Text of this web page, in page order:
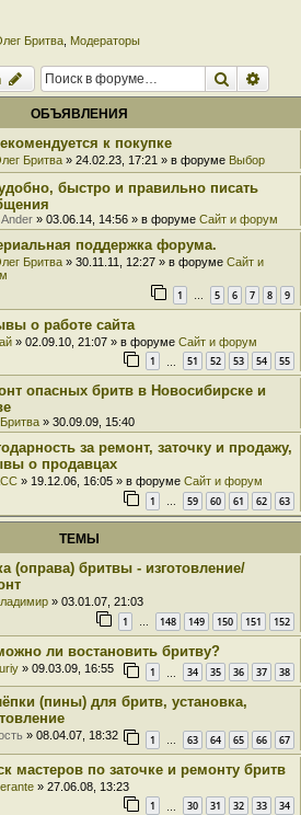
Бритва Модераторы
Поиск
ОБЪЯВЛЕНИЯ
к покупке
Бритва » 24.02.23, 17:21 » в форуме Выбор
быстро и правильно писать
» 03.06.14, 14:56 » в форуме Сайт и форум
поддержка форума.
Бритва » 30.11.11, 12:27 » в форуме Сайт и
1 … 5 6 7 8 9
о работе сайта
» 02.09.10, 21:07 » в форуме Сайт и форум
1 51 52 53 54 55
опасных бритв в Новосибирске и
» 30.09.09, 15:40
за ремонт, заточку и продажу,
о продавцах
» 19.12.06, 16:05 » в форуме Сайт и форум
1 … 59 60 61 62 63
ТЕМЫ
(оправа) бритвы - изготовление/
» 03.01.07, 21:03
1 … 148 149 150 151 152
ли востановить бритву?
» 09.03.09, 16:55 1 34 35 36 37 38
(пины) для бритв, установка,
» 08.04.07, 18:32 1 … 63 64 65 66 67
мастеров по заточке и ремонту бритв
» 27.06.08, 13:23
1 30 31 32 33 34